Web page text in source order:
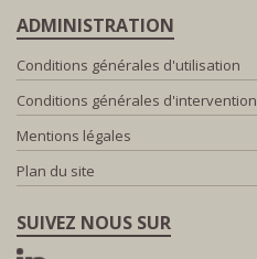
ADMINISTRATION
Conditions générales d'utilisation
Conditions générales d'intervention
Mentions légales
Plan du site
SUIVEZ NOUS SUR